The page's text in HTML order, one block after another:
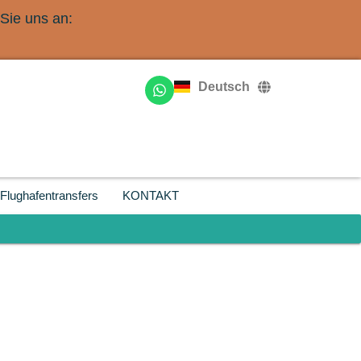
uns an:
Deutsch
English
Русский
Flughafentransfers KONTAKT